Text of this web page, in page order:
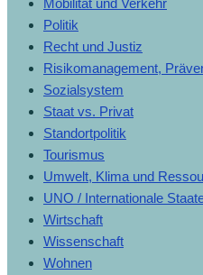
Politik
Recht und Justiz
Risikomanagement,
Sozialsystem
Staat vs. Privat
Standortpolitik
Tourismus
Umwelt, Klima und
UNO / Internationale
Wirtschaft
Wissenschaft
Wohnen